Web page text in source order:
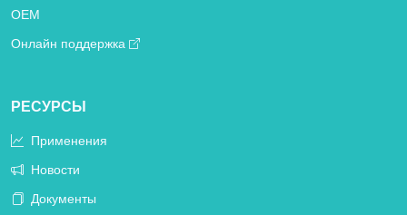
OEM
Онлайн поддержка
РЕСУРСЫ
Применения
Новости
Документы